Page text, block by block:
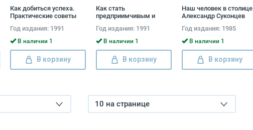
Как добиться успеха.
Практические советы
Год издания: 1991
В наличии 1
В корзину
Как стать
предприимчивым и
американских рецептов
Год издания: 1991
В наличии 1
В корзину
Наш человек в столице
Александр Суконцев
Год издания: 1985
В наличии 1
В корзину
10 на странице